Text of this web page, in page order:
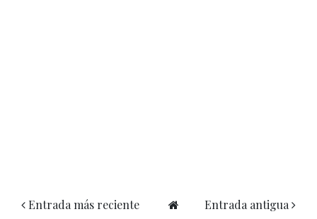
Entrada más reciente Entrada antigua